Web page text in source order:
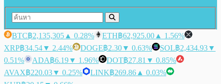
BTC฿2,135,305 ▲ 0.28% ETH฿62,925.00 ▲ 1.56%
XRP฿34.54▼ 2.44% DOGE฿2.30▼ 0.63% SOL฿2,434.93▼
0.51%
ADA฿6.19▼ 1.96% DOT฿27.81 ▼ 0.85%
AVAX฿220.03▼ 0.25% LINK฿269.86 ▲ 0.03%